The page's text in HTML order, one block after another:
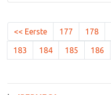
<< Eerste 177 178
183 184 185 186